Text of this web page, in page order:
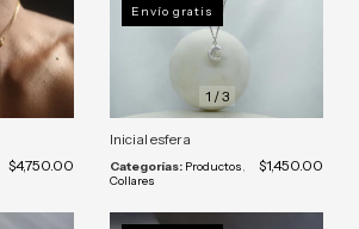
$4,750.00
1 /3
Envío gratis
Inicial esfera
Categorías: Productos,
Collares
$1,450.00